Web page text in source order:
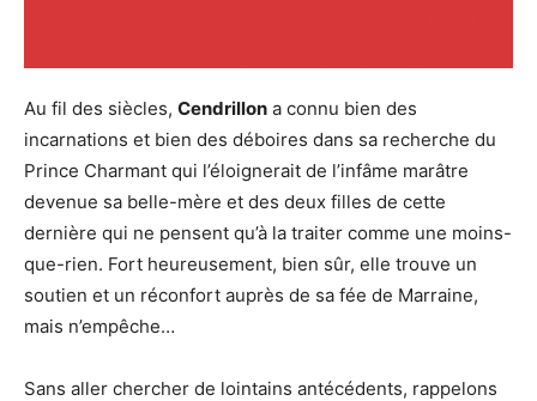
Au fil des siècles, Cendrillon a connu bien des
incarnations et bien des déboires dans sa recherche du
Prince Charmant qui l’éloignerait de l’infâme marâtre
devenue sa belle-mère et des deux filles de cette
dernière qui ne pensent qu’à la traiter comme une moins-
que-rien. Fort heureusement, bien sûr, elle trouve un
soutien et un réconfort auprès de sa fée de Marraine,
mais n’empêche…
Sans aller chercher de lointains antécédents, rappelons